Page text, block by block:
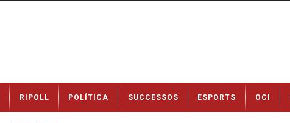
t
RIPOLL POLÍTICA SUCCESSOS ESPORTS OCI